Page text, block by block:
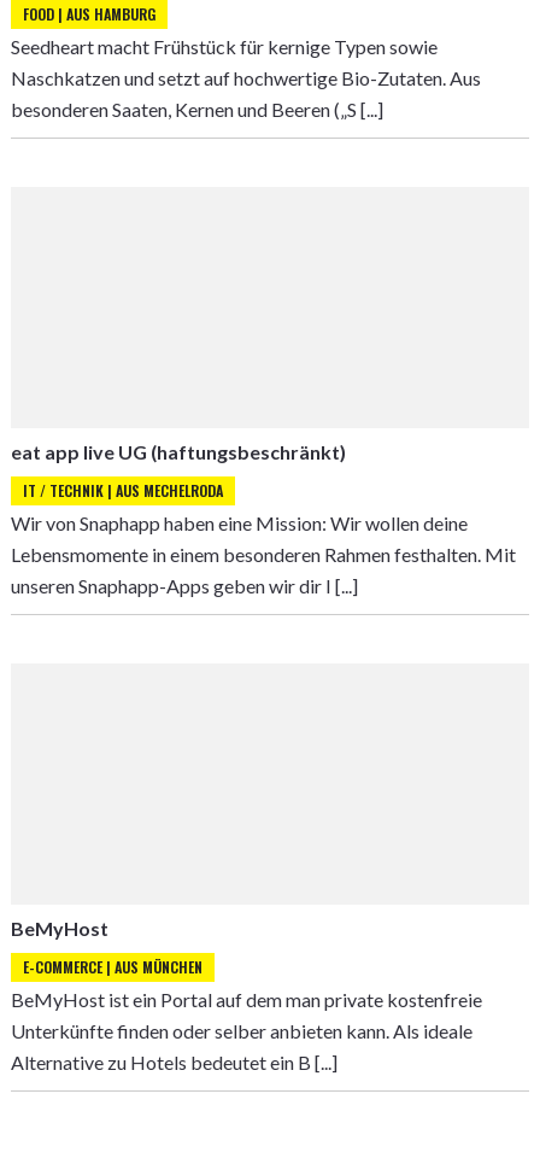
FOOD | AUS HAMBURG
Seedheart macht Frühstück für kernige Typen sowie
Naschkatzen und setzt auf hochwertige Bio-Zutaten. Aus
besonderen Saaten, Kernen und Beeren („S [...]
eat app live UG (haftungsbeschränkt)
IT / TECHNIK | AUS MECHELRODA
Wir von Snaphapp haben eine Mission: Wir wollen deine
Lebensmomente in einem besonderen Rahmen festhalten. Mit
unseren Snaphapp-Apps geben wir dir I [...]
BeMyHost
E-COMMERCE | AUS MÜNCHEN
BeMyHost ist ein Portal auf dem man private kostenfreie
Unterkünfte finden oder selber anbieten kann. Als ideale
Alternative zu Hotels bedeutet ein B [...]